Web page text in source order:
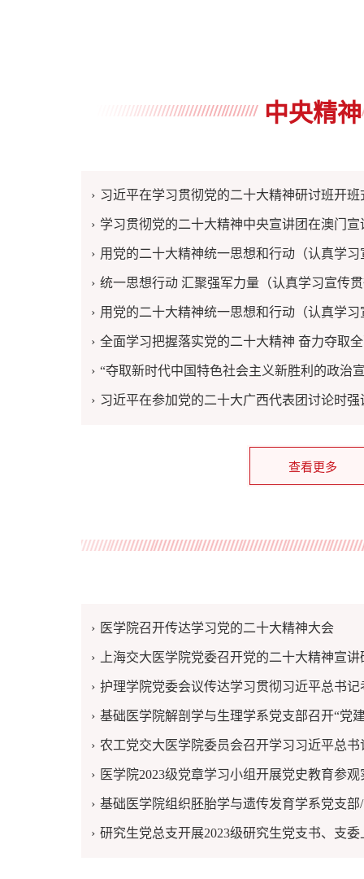
中央精神
习近平在学习贯彻党的二十大精神研讨班开班式上发表重要讲话强调 正确理
学习贯彻党的二十大精神中央宣讲团在澳门宣
用党的二十大精神统一思想和行动（认真学习宣传贯彻党的二十大精
统一思想行动 汇聚强军力量（认真学习宣传贯彻
用党的二十大精神统一思想和行动（认真学习宣传贯彻党的二十大精
全面学习把握落实党的二十大精神 奋力夺取全面建设社会
“夺取新时代中国特色社会主义新胜利的政治
习近平在参加党的二十大广西代表团讨论时强调 心往一处想劲往一处使推动中华民族伟
查看更多
上海交大医学院党委召开党的
医学院召开传达学习党的二十大精神大会
上海交大医学院党委召开党的二十大精神宣讲
护理学院党委会议传达学习贯彻习近平总书记
基础医学院解剖学与生理学系党支部召开“党
农工党交大医学院委员会召开学习习近平总书
医学院2023级党章学习小组开展党史教育参观
基础医学院组织胚胎学与遗传发育学系党支部
研究生党总支开展2023级研究生党支书、支委